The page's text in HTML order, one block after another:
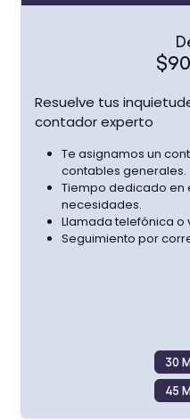
Resuelve tus
contador experto
Te asignamos un
contables generales.
Tiempo dedicado en
necesidades.
Llamada telefónica
Seguimiento por
30
45